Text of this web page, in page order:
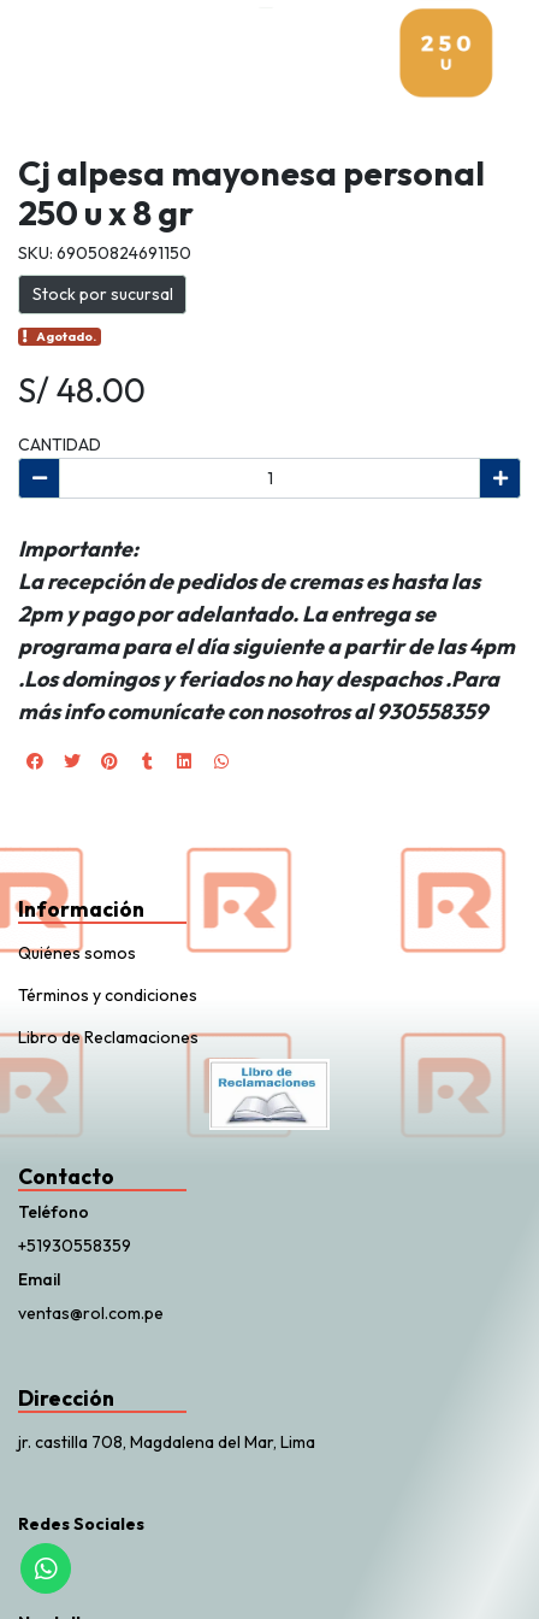
Cj alpesa mayonesa personal
250 u x 8 gr
SKU: 69050824691150
Stock por sucursal
Agotado.
S/ 48.00
CANTIDAD
Importante:
La recepción de pedidos de cremas es hasta las
2pm y pago por adelantado. La entrega se
programa para el día siguiente a partir de las 4pm
.Los domingos y feriados no hay despachos .Para
más info comunícate con nosotros al 930558359
Información
Quiénes somos
Términos y condiciones
Libro de Reclamaciones
Contacto
Teléfono
+51930558359
Email
ventas@rol.com.pe
Dirección
jr. castilla 708, Magdalena del Mar, Lima
Redes Sociales